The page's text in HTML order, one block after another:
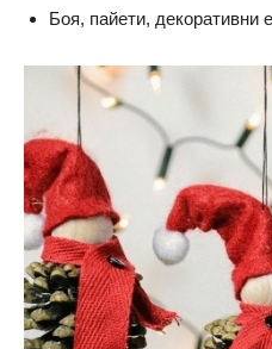
Боя, пайети, декоративни